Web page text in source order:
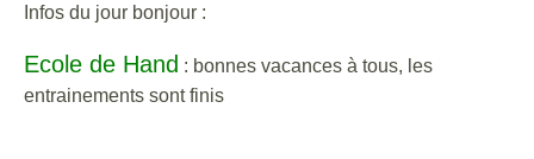
Infos du jour bonjour :
Ecole de Hand : bonnes vacances à tous, les
entrainements sont finis